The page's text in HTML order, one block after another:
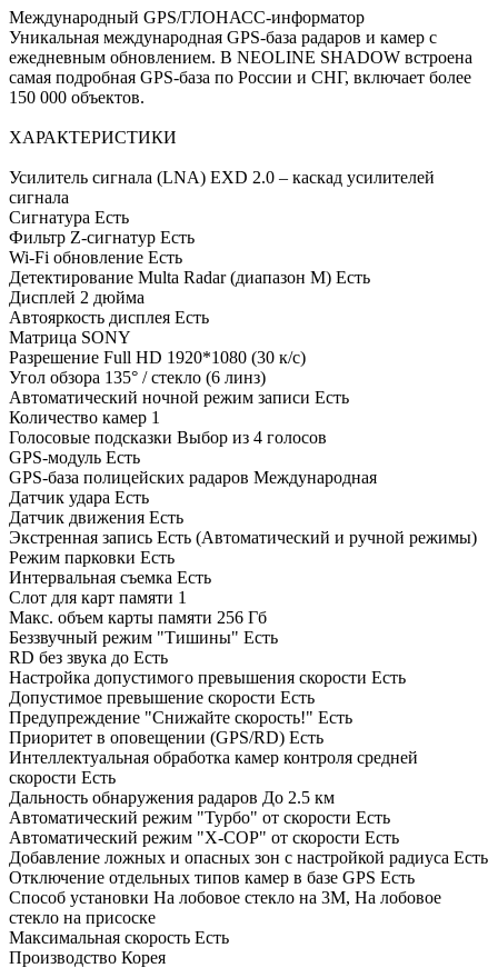
Международный GPS/ГЛОНАСС-информатор
Уникальная международная GPS-база радаров и камер с
ежедневным обновлением. В NEOLINE SHADOW встроена
самая подробная GPS-база по России и СНГ, включает более
150 000 объектов.
ХАРАКТЕРИСТИКИ
Усилитель сигнала (LNA) EXD 2.0 – каскад усилителей
сигнала
Сигнатура Есть
Фильтр Z-сигнатур Есть
Wi-Fi обновление Есть
Детектирование Multa Radar (диапазон М) Есть
Дисплей 2 дюйма
Автояркость дисплея Есть
Матрица SONY
Разрешение Full HD 1920*1080 (30 к/с)
Угол обзора 135° / стекло (6 линз)
Автоматический ночной режим записи Есть
Количество камер 1
Голосовые подсказки Выбор из 4 голосов
GPS-модуль Есть
GPS-база полицейских радаров Международная
Датчик удара Есть
Датчик движения Есть
Экстренная запись Есть (Автоматический и ручной режимы)
Режим парковки Есть
Интервальная съемка Есть
Слот для карт памяти 1
Макс. объем карты памяти 256 Гб
Беззвучный режим "Тишины" Есть
RD без звука до Есть
Настройка допустимого превышения скорости Есть
Допустимое превышение скорости Есть
Предупреждение "Снижайте скорость!" Есть
Приоритет в оповещении (GPS/RD) Есть
Интеллектуальная обработка камер контроля средней
скорости Есть
Дальность обнаружения радаров До 2.5 км
Автоматический режим "Турбо" от скорости Есть
Автоматический режим "Х-СОР" от скорости Есть
Добавление ложных и опасных зон с настройкой радиуса Есть
Отключение отдельных типов камер в базе GPS Есть
Способ установки На лобовое стекло на 3М, На лобовое
стекло на присоске
Максимальная скорость Есть
Производство Корея